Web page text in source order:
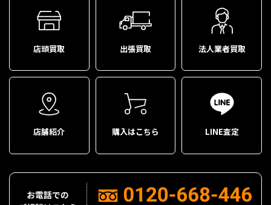
店頭買取 出張買取 法人業者買取
店舗紹介 購入はこちら LINE査定